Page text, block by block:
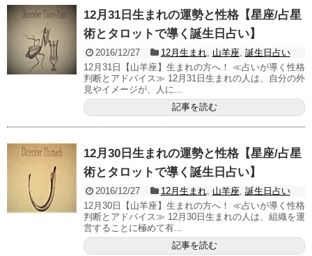
12月31日生まれの運勢と性格【星座/占星
術とタロットで導く誕生日占い】
2016/12/27 12月生まれ, 山羊座, 誕生日占い
12月31日【山羊座】生まれの方へ！ ≪占いが導く性格
判断とアドバイス≫ 12月31日生まれの人は、自分の外
見やイメージが、人に...
記事を読む
12月30日生まれの運勢と性格【星座/占星
術とタロットで導く誕生日占い】
2016/12/27 12月生まれ, 山羊座, 誕生日占い
12月30日【山羊座】生まれの方へ！ ≪占いが導く性格
判断とアドバイス≫ 12月30日生まれの人は、組織を運
営することに極めて有...
記事を読む